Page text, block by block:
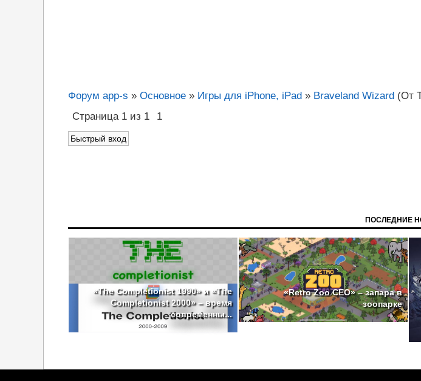
Форум app-s » Основное » Игры для iPhone, iPad » Braveland Wizard (От
Страница 1 из 1
1
ПОСЛЕДНИЕ
«The Completionist 1990» и «The
Completionist 2000» – время
современны...
«Retro Zoo CEO» – запара в
зоопарке